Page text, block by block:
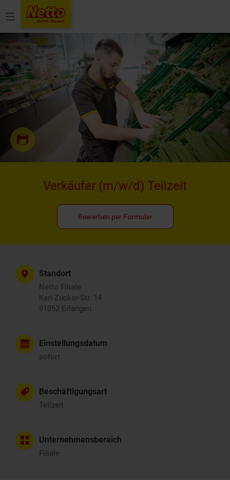
Menü
Verkäufer (m/w/d) Teilzeit
Bewerben per Formular
Standort
Netto Filiale
Karl-Zucker-Str. 14
91052 Erlangen
Einstellungsdatum
sofort
Beschäftigungsart
Teilzeit
Unternehmensbereich
Filiale